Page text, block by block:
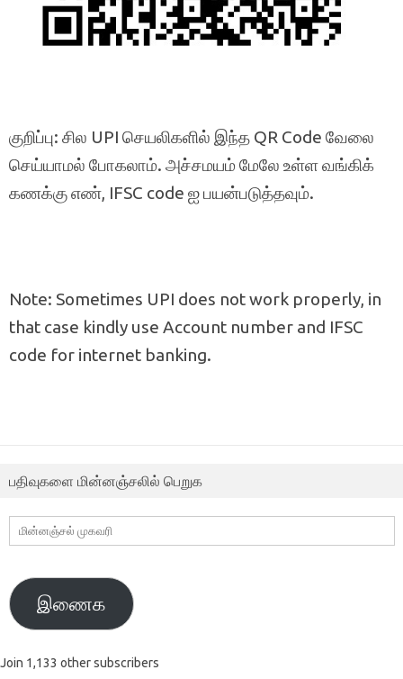
குறிப்பு: சில UPI செயலிகளில் இந்த QR Code வேலை
செய்யாமல் போகலாம். அச்சமயம் மேலே உள்ள வங்கிக்
கணக்கு எண், IFSC code ஐ பயன்படுத்தவும்.
Note: Sometimes UPI does not work properly, in
that case kindly use Account number and IFSC
code for internet banking.
பதிவுகளை மின்னஞ்சலில் பெறுக
மின்னஞ்சல்
முகவரி
இணைக
Join 1,133 other subscribers